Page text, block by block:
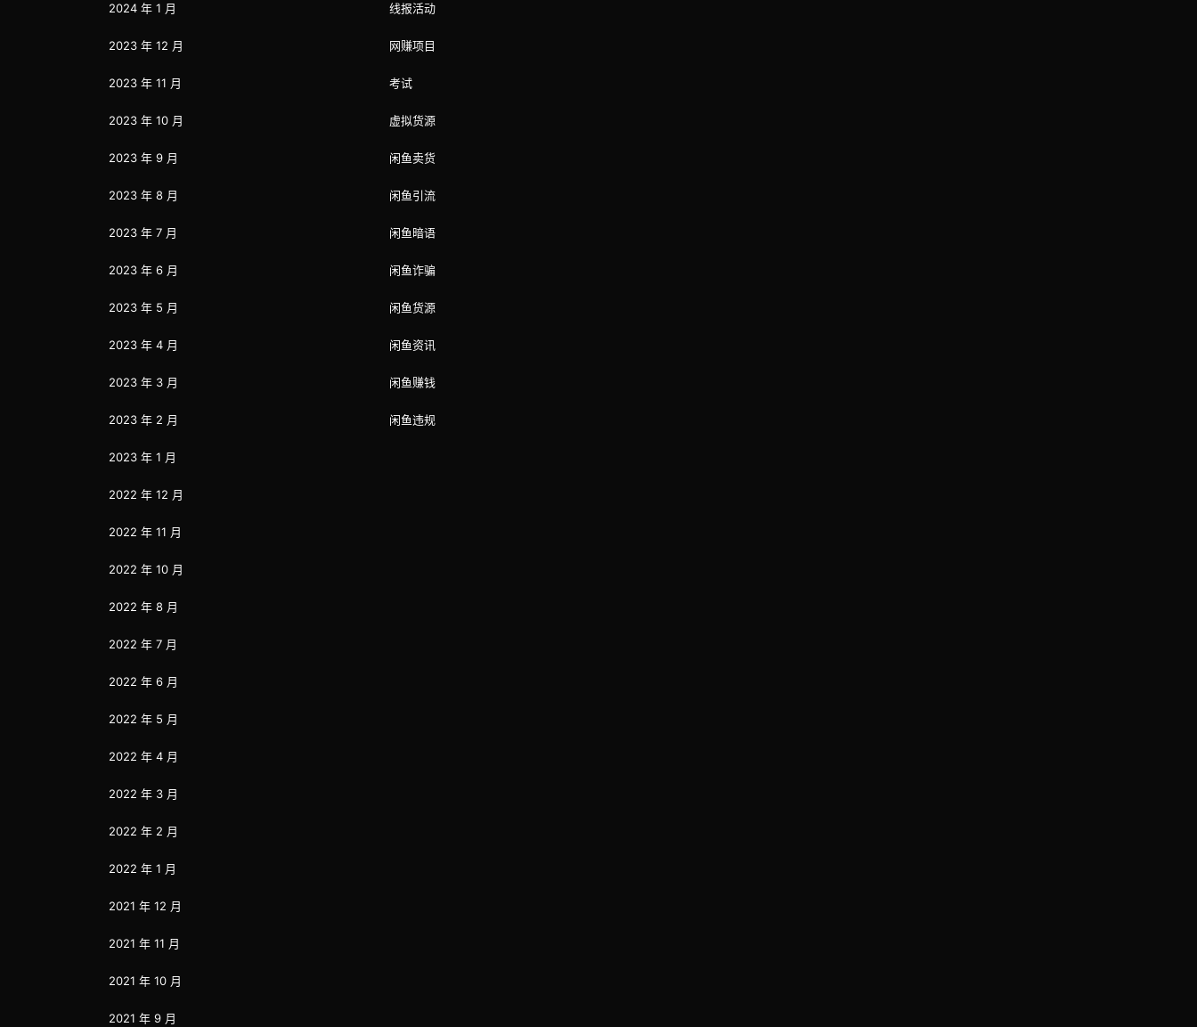
2024 年 1 月
2023 年 12 月
2023 年 11 月
2023 年 10 月
2023 年 9 月
2023 年 8 月
2023 年 7 月
2023 年 6 月
2023 年 5 月
2023 年 4 月
2023 年 3 月
2023 年 2 月
2023 年 1 月
2022 年 12 月
2022 年 11 月
2022 年 10 月
2022 年 8 月
2022 年 7 月
2022 年 6 月
2022 年 5 月
2022 年 4 月
2022 年 3 月
2022 年 2 月
2022 年 1 月
2021 年 12 月
2021 年 11 月
2021 年 10 月
2021 年 9 月
线报活动
网赚项目
考试
虚拟货源
闲鱼卖货
闲鱼引流
闲鱼暗语
闲鱼诈骗
闲鱼货源
闲鱼资讯
闲鱼赚钱
闲鱼违规